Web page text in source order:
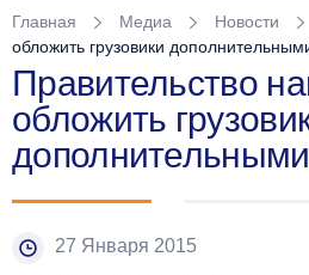
Главная Медиа Новости
обложить грузовики
Правительство
обложить
27 Января 2015